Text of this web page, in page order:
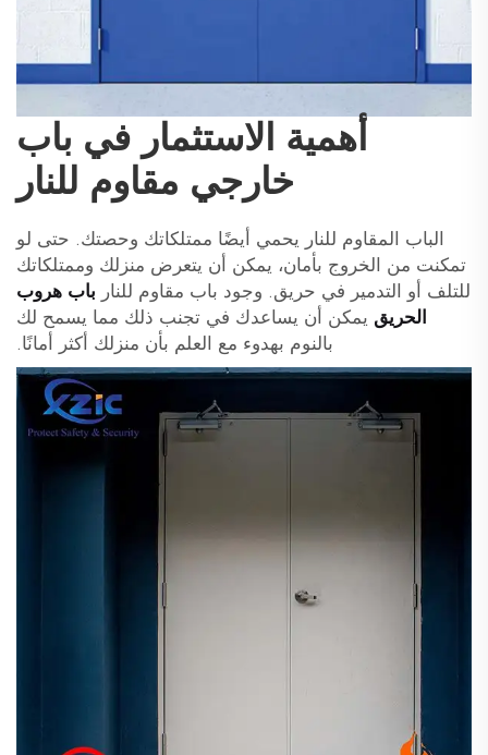
أهمية الاستثمار في باب
خارجي مقاوم للنار
الباب المقاوم للنار يحمي أيضًا ممتلكاتك وحصتك. حتى لو
تمكنت من الخروج بأمان، يمكن أن يتعرض منزلك وممتلكاتك
للتلف أو التدمير في حريق. وجود باب مقاوم للنار باب هروب
الحريق يمكن أن يساعدك في تجنب ذلك مما يسمح لك
بالنوم بهدوء مع العلم بأن منزلك أكثر أمانًا.